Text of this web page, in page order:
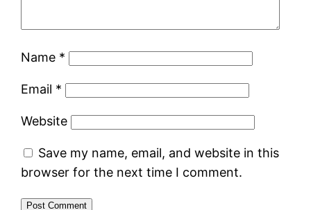
Name *
Email *
Website
Save my name, email, and website in this
browser for the next time I comment.